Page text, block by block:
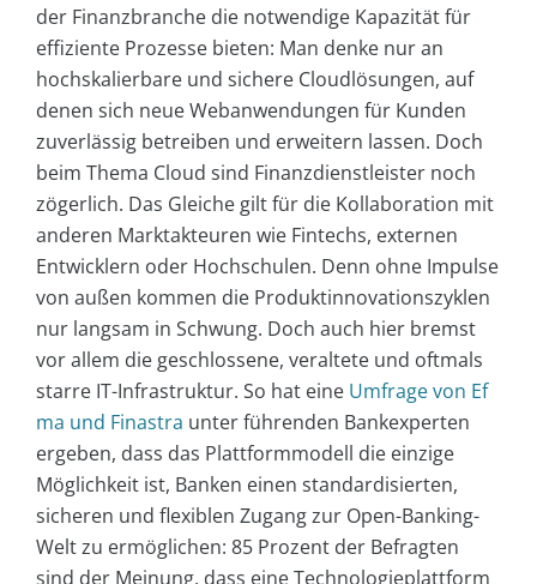
der Finanzbranche die notwendige Kapazität für
effiziente Prozesse bieten: Man denke nur an
hochskalierbare und sichere Cloudlösungen, auf
denen sich neue Webanwendungen für Kunden
zuverlässig betreiben und erweitern lassen. Doch
beim Thema Cloud sind Finanzdienstleister noch
zögerlich. Das Gleiche gilt für die Kollaboration mit
anderen Marktakteuren wie Fintechs, externen
Entwicklern oder Hochschulen. Denn ohne Impulse
von außen kommen die Produktinnovationszyklen
nur langsam in Schwung. Doch auch hier bremst
vor allem die geschlossene, veraltete und oftmals
starre IT-Infrastruktur. So hat eine Umfrage von Ef
ma und Finastra unter führenden Bankexperten
ergeben, dass das Plattformmodell die einzige
Möglichkeit ist, Banken einen standardisierten,
sicheren und flexiblen Zugang zur Open-Banking-
Welt zu ermöglichen: 85 Prozent der Befragten
sind der Meinung, dass eine Technologieplattform